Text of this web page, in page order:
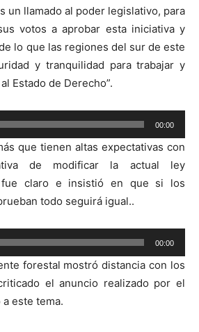
un llamado al poder legislativo, para
votos a aprobar esta iniciativa y
lo que las regiones del sur de este
y tranquilidad para trabajar y
Estado de Derecho”.
00:00
que tienen altas expectativas con
de modificar la actual ley
fue claro e insistió en que si los
todo seguirá igual..
00:00
forestal mostró distancia con los
el anuncio realizado por el
este tema.